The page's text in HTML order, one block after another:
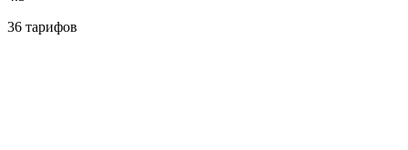
36 тарифов